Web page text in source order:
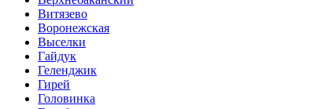
Витязево
Воронежская
Выселки
Гайдук
Геленджик
Гирей
Головинка